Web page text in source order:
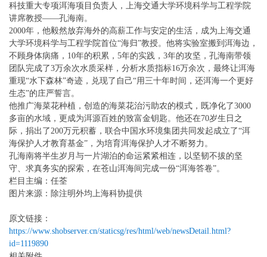
科技重大专项洱海项目负责人，上海交通大学环境科学与工程学院
讲席教授——孔海南。
2000年，他毅然放弃海外的高薪工作与安定的生活，成为上海交通
大学环境科学与工程学院首位“海归”教授。他将实验室搬到洱海边，
不顾身体病痛，10年的积累，5年的实践，3年的攻坚，孔海南带领
团队完成了3万余次水质采样，分析水质指标16万余次，最终让洱海
重现“水下森林”奇迹，兑现了自己“用三十年时间，还洱海一个更好
生态”的庄严誓言。
他推广海菜花种植，创造的海菜花治污助农的模式，既净化了3000
多亩的水域，更成为洱源百姓的致富金钥匙。他还在70岁生日之
际，捐出了200万元积蓄，联合中国水环境集团共同发起成立了“洱
海保护人才教育基金”，为培育洱海保护人才不断努力。
孔海南将半生岁月与一片湖泊的命运紧紧相连，以坚韧不拔的坚
守、求真务实的探索，在苍山洱海间完成一份“洱海答卷”。
栏目主编：任荃
图片来源：除注明外均上海科协提供
原文链接：
https://www.shobserver.cn/staticsg/res/html/web/newsDetail.html?
id=1119890